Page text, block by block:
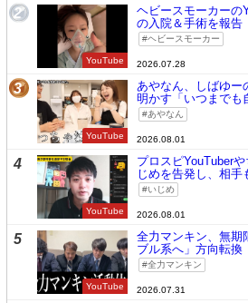
2
YouTube
ヘビースモーカーの
の入院＆手術を報告
ヘビースモーカー
2026.07.28
3
YouTube
あやなん、しばゆー
明かす「いつまでも
あやなん
2026.08.01
4
YouTube
プロスピYouTuber
じめを告発し、相手
いじめ
2026.08.01
5
YouTube
全力マンキン、無期
ブル系へ」方向転換
全力マンキン
2026.07.31